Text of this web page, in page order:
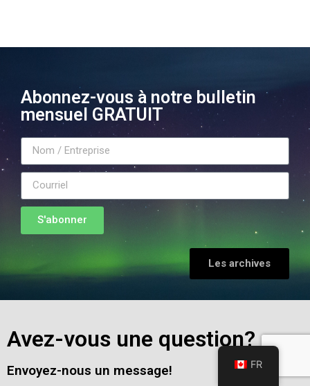
Abonnez-vous à notre bulletin
mensuel GRATUIT
S'abonner
Les archives
Avez-vous une question?
Envoyez-nous un message! FR